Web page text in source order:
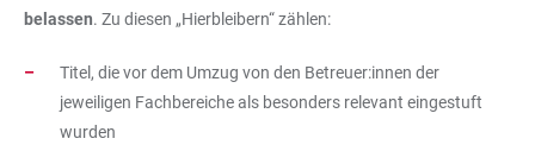
belassen. Zu diesen „Hierbleibern“ zählen:
Titel, die vor dem Umzug von den Betreuer:innen der
jeweiligen Fachbereiche als besonders relevant eingestuft
wurden